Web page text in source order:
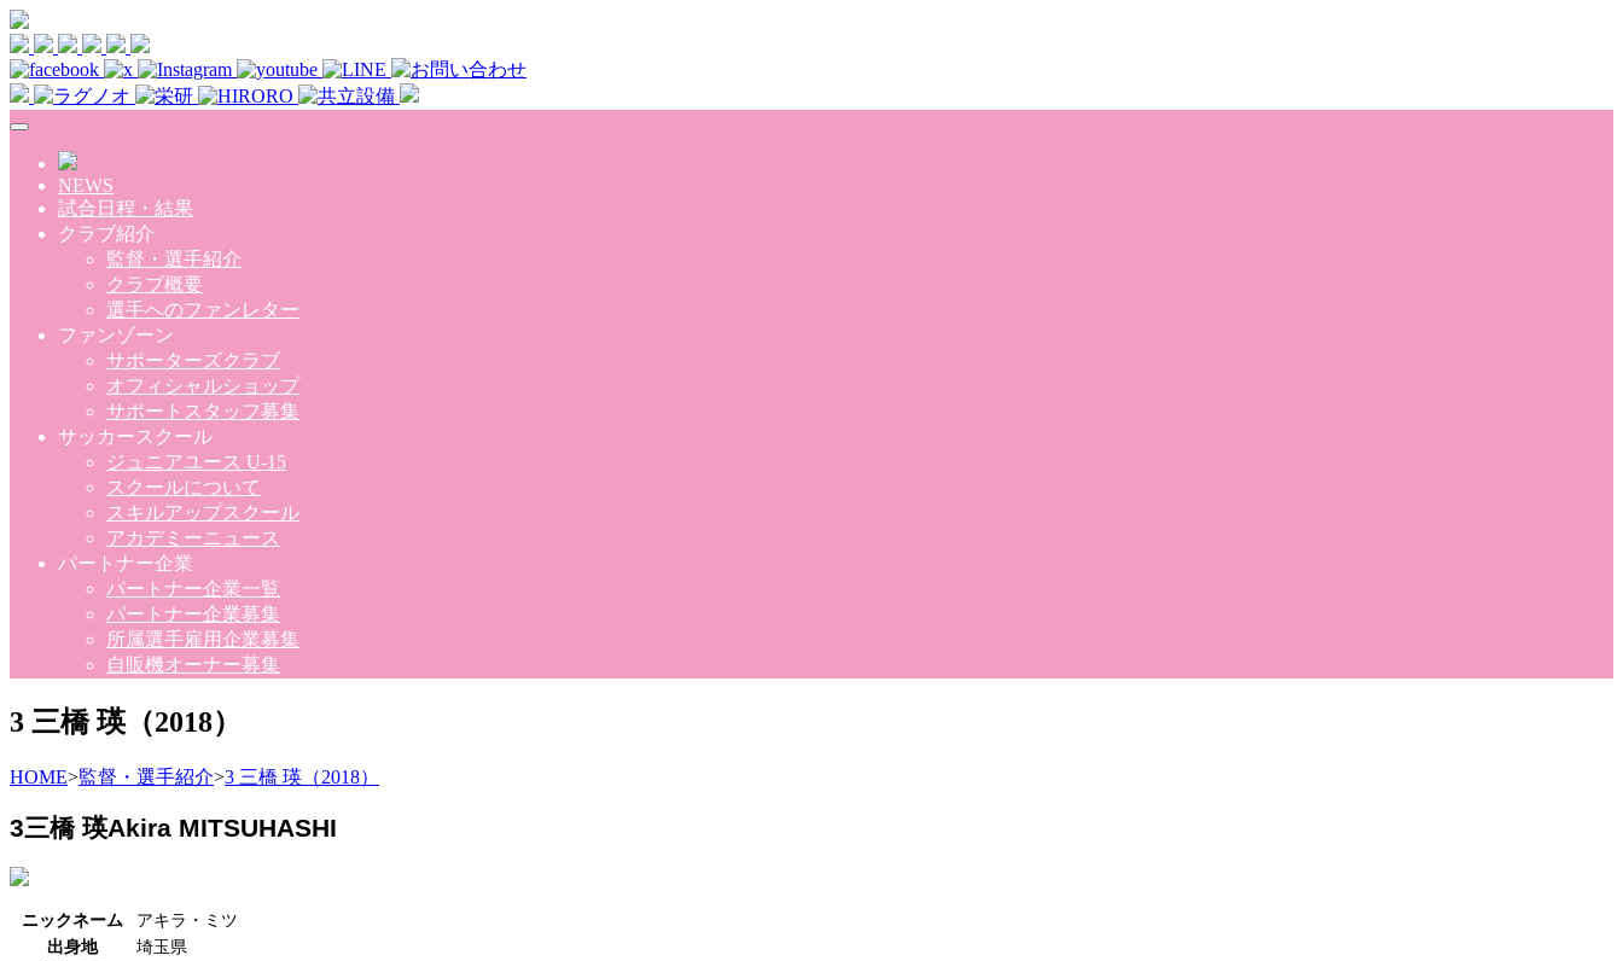
Skip to main content
NEWS
試合日程・結果
クラブ紹介
監督・選手紹介
クラブ概要
選手へのファンレター
ファンゾーン
サポーターズクラブ
オフィシャルショップ
サポートスタッフ募集
サッカースクール
ジュニアユース U-15
スクールについて
スキルアップスクール
アカデミーニュース
パートナー企業
パートナー企業一覧
パートナー企業募集
所属選手雇用企業募集
自販機オーナー募集
3 三橋 瑛（2018）
HOME>監督・選手紹介>3 三橋 瑛（2018）
3三橋 瑛Akira MITSUHASHI
ニックネーム
アキラ・ミツ
出身地
埼玉県